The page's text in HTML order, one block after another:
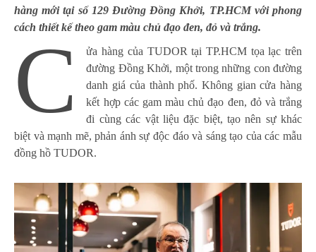
hàng mới tại số 129 Đường Đồng Khởi, TP.HCM với phong
cách thiết kế theo gam màu chủ đạo đen, đỏ và trắng.
C
ửa hàng của TUDOR tại TP.HCM tọa lạc trên
đường Đồng Khởi, một trong những con đường
danh giá của thành phố. Không gian cửa hàng
kết hợp các gam màu chủ đạo đen, đỏ và trắng
đi cùng các vật liệu đặc biệt, tạo nên sự khác
biệt và mạnh mẽ, phản ánh sự độc đáo và sáng tạo của các mẫu
đồng hồ TUDOR.